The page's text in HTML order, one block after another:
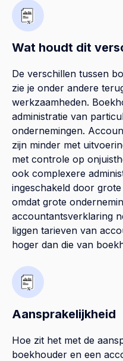
Wat houdt dit
De verschillen tussen
zie je onder andere
werkzaamheden.
administratie van
ondernemingen.
zijn minder met
met controle op
ook complexere
ingeschakeld door
omdat grote
accountantsverklaring
liggen tarieven van
hoger dan die van
Aansprakelijkheid
Hoe zit het met de
boekhouder en een